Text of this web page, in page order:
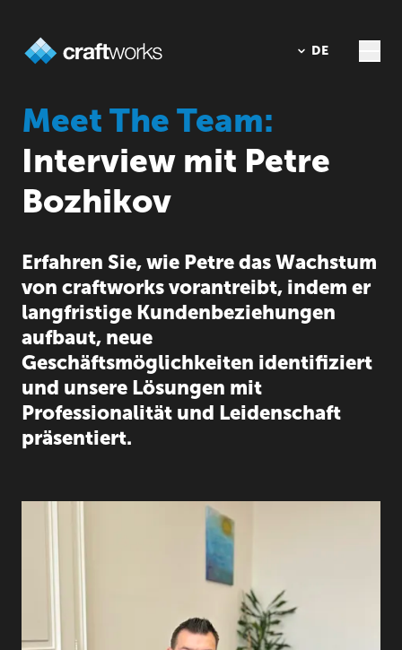
DE
EN
Meet The Team:
Interview mit Petre
Bozhikov
Erfahren Sie, wie Petre das Wachstum
von craftworks vorantreibt, indem er
langfristige Kundenbeziehungen
aufbaut, neue
Geschäftsmöglichkeiten identifiziert
und unsere Lösungen mit
Professionalität und Leidenschaft
präsentiert.